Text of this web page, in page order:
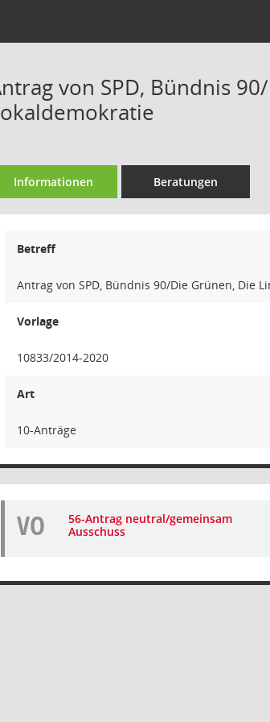
von SPD, Bündnis
Informationen Beratungen
Betreff
Antrag von SPD, Bündnis 90/Die Grünen, Die
Vorlage
10833/2014-2020
Art
10-Anträge
VO
56-Antrag neutral/gemeinsam
Ausschuss